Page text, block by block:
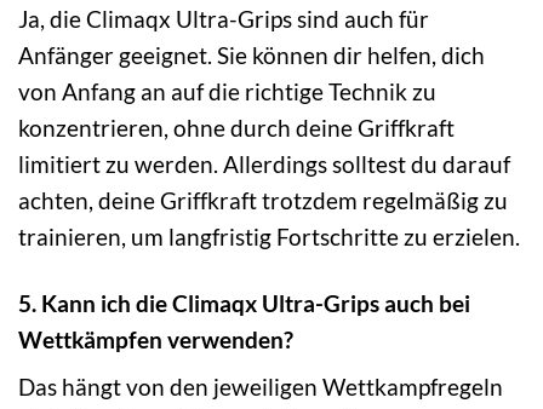
Ja, die Climaqx Ultra-Grips sind auch für
Anfänger geeignet. Sie können dir helfen, dich
von Anfang an auf die richtige Technik zu
konzentrieren, ohne durch deine Griffkraft
limitiert zu werden. Allerdings solltest du darauf
achten, deine Griffkraft trotzdem regelmäßig zu
trainieren, um langfristig Fortschritte zu erzielen.
5. Kann ich die Climaqx Ultra-Grips auch bei
Wettkämpfen verwenden?
Das hängt von den jeweiligen Wettkampfregeln